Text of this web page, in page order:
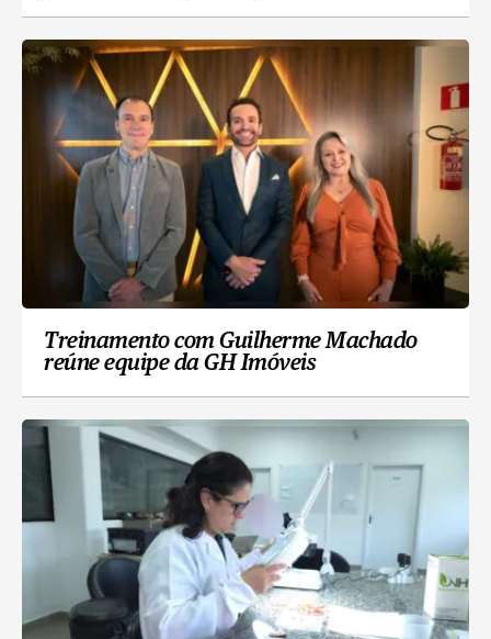
Treinamento com Guilherme Machado
reúne equipe da GH Imóveis